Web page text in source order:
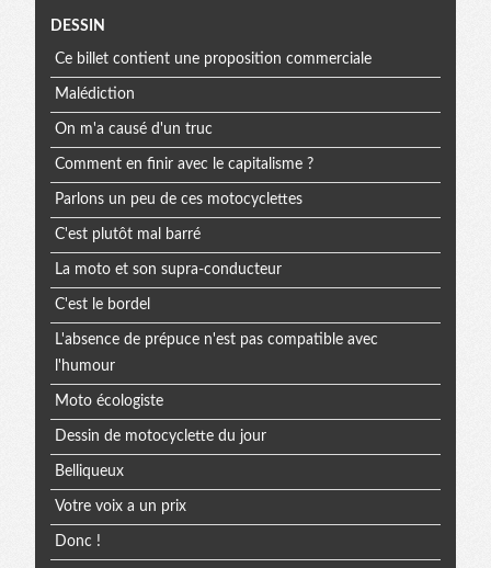
Menu
extra
DESSIN
Ce billet contient une proposition commerciale
Malédiction
On m'a causé d'un truc
Comment en finir avec le capitalisme ?
Parlons un peu de ces motocyclettes
C'est plutôt mal barré
La moto et son supra-conducteur
C'est le bordel
L'absence de prépuce n'est pas compatible avec
l'humour
Moto écologiste
Dessin de motocyclette du jour
Belliqueux
Votre voix a un prix
Donc !